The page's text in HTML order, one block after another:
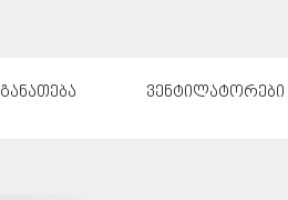
განათება ვენტილატორები